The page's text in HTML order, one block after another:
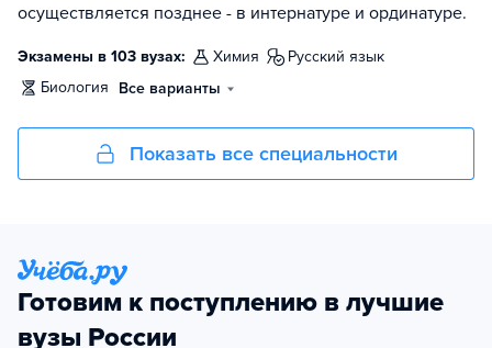
осуществляется позднее - в интернатуре и ординатуре.
Экзамены в 103 вузах: химия
русский язык
биология
Все варианты
Показать все специальности
Готовим к поступлению в лучшие
вузы России